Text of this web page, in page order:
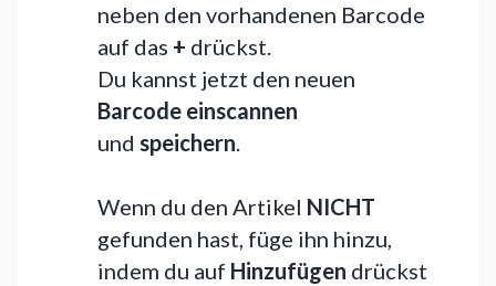
neben den vorhandenen Barcode
auf das + drückst.
Du kannst jetzt den neuen
Barcode einscannen
und speichern.
Wenn du den Artikel NICHT
gefunden hast, füge ihn hinzu,
indem du auf Hinzufügen drückst